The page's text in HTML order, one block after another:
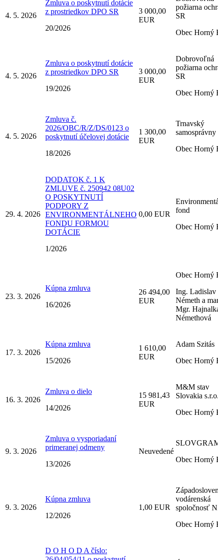
4. 5. 2026
Zmluva o poskytnutí dotácie
z prostriedkov DPO SR
20/2026
3 000,00
EUR
požiarna
SR
Obec Horný
4. 5. 2026
Zmluva o poskytnutí dotácie
z prostriedkov DPO SR
19/2026
3 000,00
EUR
Dobrovoľná
požiarna
SR
Obec Horný
4. 5. 2026
Zmluva č.
2026/OBC/R/Z/DS/0123 o
poskytnutí účelovej dotácie
18/2026
1 300,00
EUR
Trnavský
Obec Horný
29. 4. 2026
DODATOK č. 1 K
ZMLUVE č. 250942 08U02
O POSKYTNUTÍ
PODPORY Z
ENVIRONMENTÁLNEHO
FONDU FORMOU
DOTÁCIE
1/2026
0,00 EUR
fond
Obec Horný
23. 3. 2026
Kúpna zmluva
16/2026
26 494,00
EUR
Obec Horný
Ing. Ladislav
Németh a
Mgr.
Némethová
17. 3. 2026
Kúpna zmluva
15/2026
1 610,00
EUR
Adam Szitás
Obec Horný
16. 3. 2026
Zmluva o dielo
14/2026
15 981,43
EUR
M&M stav
Slovakia
Obec Horný
9. 3. 2026
Zmluva o vysporiadaní
primeranej odmeny
13/2026
Neuvedené
Obec Horný
9. 3. 2026
Kúpna zmluva
12/2026
1,00 EUR
vodárenská
spoločnosť
Obec Horný
D O H O D A číslo: